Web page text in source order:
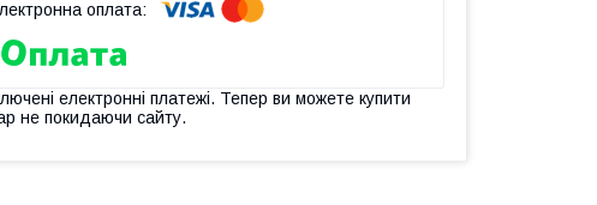
електронні платежі. Тепер ви можете купити
не покидаючи сайту.